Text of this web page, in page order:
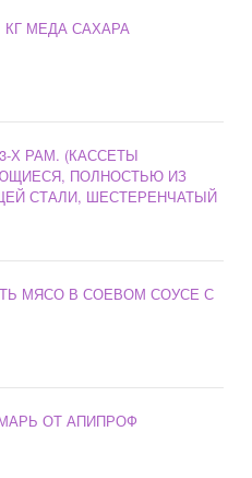
КГ МЕДА САХАРА
Х РАМ. (КАССЕТЫ
ПОЛНОСТЬЮ ИЗ
СТАЛИ, ШЕСТЕРЕНЧАТЫЙ
МЯСО В СОЕВОМ СОУСЕ С
ОТ АПИПРОФ